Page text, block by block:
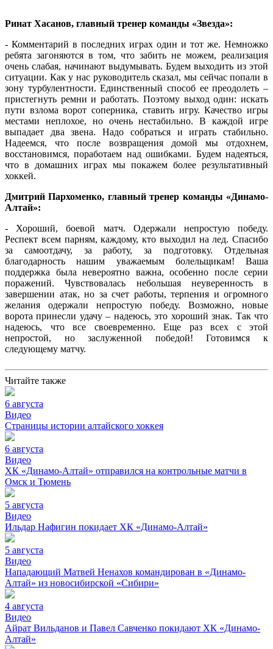
Ринат Хасанов, главный тренер команды «Звезда»:
- Комментарий в последних играх один и тот же. Немножко
ребята загоняются в том, что забить не можем, реализация
очень слабая, начинают выдумывать. Будем выходить из этой
ситуации. Как у нас руководитель сказал, мы сейчас попали в
зону турбулентности. Единственный способ ее преодолеть –
пристегнуть ремни и работать. Поэтому выход один: искать
пути взлома ворот соперника, ставить игру. Качество игры
местами неплохое, но очень нестабильно. В каждой игре
выпадает два звена. Надо собраться и играть стабильно.
Надеемся, что после возвращения домой мы отдохнем,
восстановимся, поработаем над ошибками. Будем надеяться,
что в домашних играх мы покажем более результативный
хоккей.
Дмитрий Пархоменко, главный тренер команды «Динамо-
Алтай»:
- Хороший, боевой матч. Одержали непростую победу.
Респект всем парням, каждому, кто выходил на лед. Спасибо
за самоотдачу, за работу, за подготовку. Отдельная
благодарность нашим уважаемым болельщикам! Ваша
поддержка была невероятно важна, особенно после серии
поражений. Чувствовалась небольшая неуверенность в
завершении атак, но за счет работы, терпения и огромного
желания одержали непростую победу. Возможно, новые
ворота принесли удачу – надеюсь, это хороший знак. Так что
надеюсь, что все своевременно. Еще раз всех с этой
непростой, но заслуженной победой! Готовимся к
следующему матчу.
Читайте также
6 августа
Видео
Страницы истории алтайского хоккея
6 августа
Видео
ХК «Динамо-Алтай» отправился на контрольные матчи в
Омск и Тюмень
5 августа
Видео
Ильдар Нафигин покидает ХК «Динамо-Алтай»
5 августа
Видео
Нападающий Матвей Ненахов командирован в «Динамо-
Алтай» из новосибирской «Сибири»
4 августа
Видео
Айрат Вильданов и Павел Савченко покидают ХК «Динамо-
Алтай»